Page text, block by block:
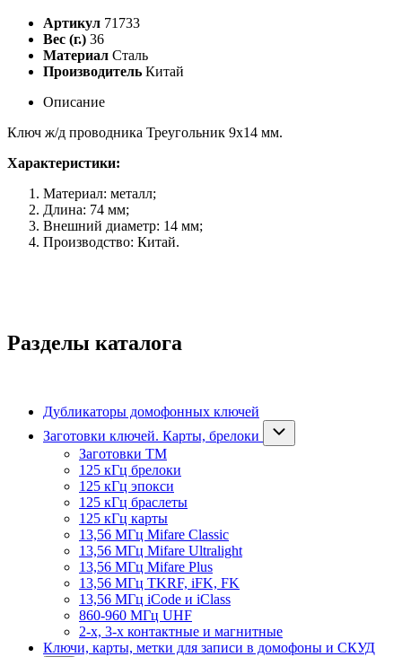
Артикул 71733
Вес (г.) 36
Материал Сталь
Производитель Китай
Описание
Ключ ж/д проводника Треугольник 9х14 мм.
Характеристики:
Материал: металл;
Длина: 74 мм;
Внешний диаметр: 14 мм;
Производство: Китай.
Разделы каталога
Дубликаторы домофонных ключей
Заготовки ключей. Карты, брелоки
Заготовки ТМ
125 кГц брелоки
125 кГц эпокси
125 кГц браслеты
125 кГц карты
13,56 МГц Mifare Classic
13,56 МГц Mifare Ultralight
13,56 МГц Mifare Plus
13,56 МГц TKRF, iFK, FK
13,56 МГц iCode и iClass
860-960 МГц UHF
2-х, 3-х контактные и магнитные
Ключи, карты, метки для записи в домофоны и СКУД